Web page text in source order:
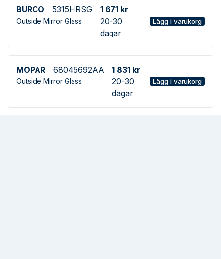
BURCO 5315HRSG
Outside Mirror Glass
1 671 kr
20-30
dagar
Lägg i varukorg
MOPAR 68045692AA
Outside Mirror Glass
1 831 kr
20-30
dagar
Lägg i varukorg